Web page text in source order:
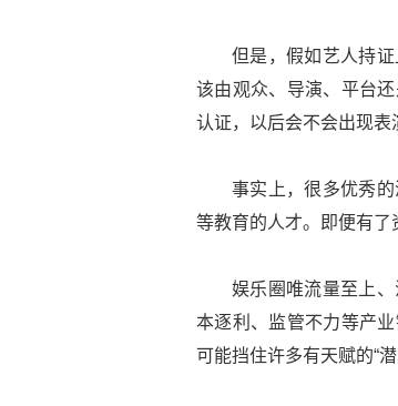
但是，假如艺人持
该由观众、导演、平台
认证，以后会不会出现表
事实上，很多优秀
等教育的人才。即便有了
娱乐圈唯流量至上
本逐利、监管不力等产
可能挡住许多有天赋的“